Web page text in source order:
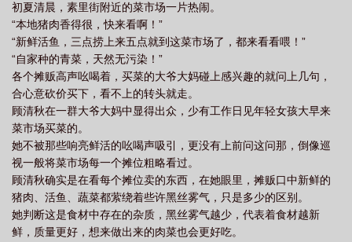
荣。能够美白减肥淡斑生发舒血活络延年益寿的顾氏私房菜，谁能
不爱！顾氏私房菜因此爆红，顾清秋看着新鲜出炉的酸菜炖白肉那
豆丁点灵力，陷入沉思：这个世界是魔幻了么？
初夏清晨，素里街附近的菜市场一片热闹。
“本地猪肉香得很，快来看啊！”
“新鲜活鱼，三点捞上来五点就到这菜市场了，都来看看喂！”
“自家种的青菜，天然无污染！”
各个摊贩高声吆喝着，买菜的大爷大妈碰上感兴趣的就问上几句，
合心意砍价买下，看不上的转头就走。
顾清秋在一群大爷大妈中显得出众，少有工作日见年轻女孩大早来
菜市场买菜的。
她不被那些响亮鲜活的吆喝声吸引，更没有上前问这问那，倒像巡
视一般将菜市场每一个摊位粗略看过。
顾清秋确实是在看每个摊位卖的东西，在她眼里，摊贩口中新鲜的
猪肉、活鱼、蔬菜都萦绕着些许黑丝雾气，只是多少的区别。
她判断这是食材中存在的杂质，黑丝雾气越少，代表着食材越新
鲜，质量更好，想来做出来的肉菜也会更好吃。